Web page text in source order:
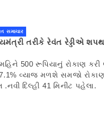
સમાચાર
તરીકે રેવંત રેડ્ડીએ શપથ